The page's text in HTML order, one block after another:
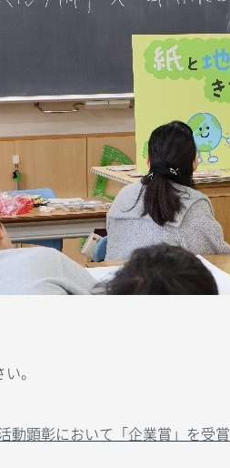
。
動顕彰において「企業賞」を受賞